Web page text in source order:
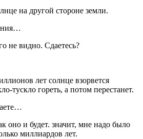
на другой стороне земли.
не видно. Сдаетесь?
лет солнце взорвется
тускло гореть, а потом перестанет.
оно и будет. значит, мне надо было
миллиардов лет.